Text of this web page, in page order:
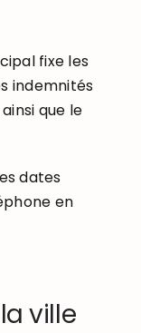
fixe les
indemnités
que le
dates
en
ville